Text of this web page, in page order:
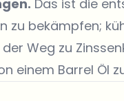
Das ist die
zu bekämpfen;
Weg zu
einem Barrel Öl